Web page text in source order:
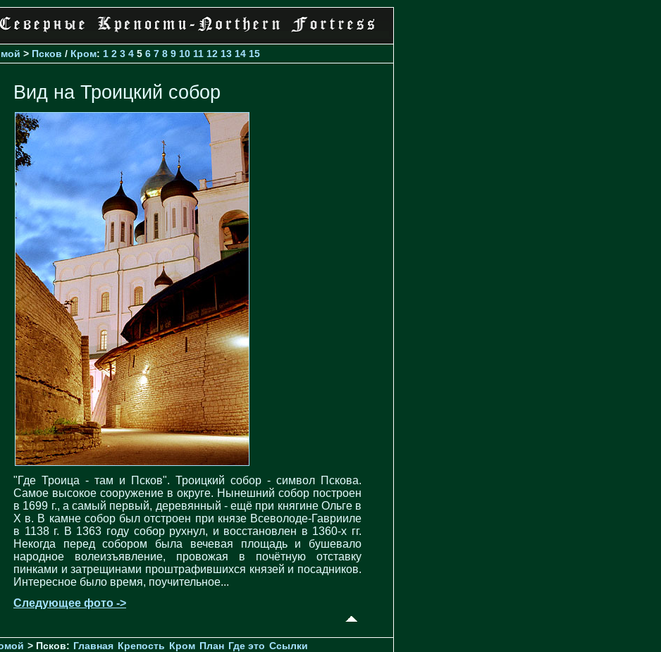
> Псков / Кром: 1 2 3 4 5 6 7 8 9 10 11 12 13 14 15
Вид на Троицкий собор
"Где Троица - там и Псков". Троицкий собор - символ Пскова.
Самое высокое сооружение в округе. Нынешний собор построен
в 1699 г., а самый первый, деревянный - ещё при княгине Ольге в
Х в. В камне собор был отстроен при князе Всеволоде-Гаврииле
в 1138 г. В 1363 году собор рухнул, и восстановлен в 1360-х гг.
Некогда перед собором была вечевая площадь и бушевало
народное волеизъявление, провожая в почётную отставку
пинками и затрещинами проштрафившихся князей и посадников.
Интересное было время, поучительное...
Следующее фото ->
> Псков: Главная Крепость Кром План Где это Ссылки